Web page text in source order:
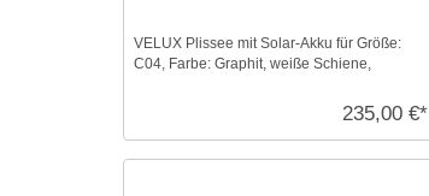
VELUX Plissee mit Solar-Akku für Größe:
C04, Farbe: Graphit, weiße Schiene,
235,00 €*